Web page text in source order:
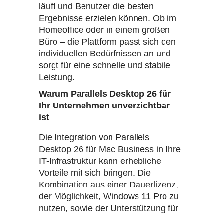
läuft und Benutzer die besten
Ergebnisse erzielen können. Ob im
Homeoffice oder in einem großen
Büro – die Plattform passt sich den
individuellen Bedürfnissen an und
sorgt für eine schnelle und stabile
Leistung.
Warum Parallels Desktop 26 für
Ihr Unternehmen unverzichtbar
ist
Die Integration von Parallels
Desktop 26 für Mac Business in Ihre
IT-Infrastruktur kann erhebliche
Vorteile mit sich bringen. Die
Kombination aus einer Dauerlizenz,
der Möglichkeit, Windows 11 Pro zu
nutzen, sowie der Unterstützung für